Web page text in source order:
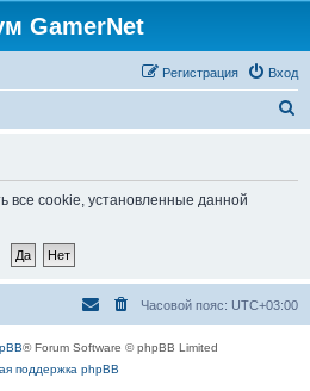
GamerNet
Вход
Регистрация
все cookie, установленные данной
Часовой пояс: UTC+03:00
® Forum Software © phpBB Limited
поддержка phpBB